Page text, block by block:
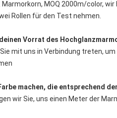
MOQ 2000m/color,
Rollen für den Test nehmen.
Vorrat des
Sie mit uns in Verbindung treten,
machen, die entsprechend
wir Sie, uns einen Meter der